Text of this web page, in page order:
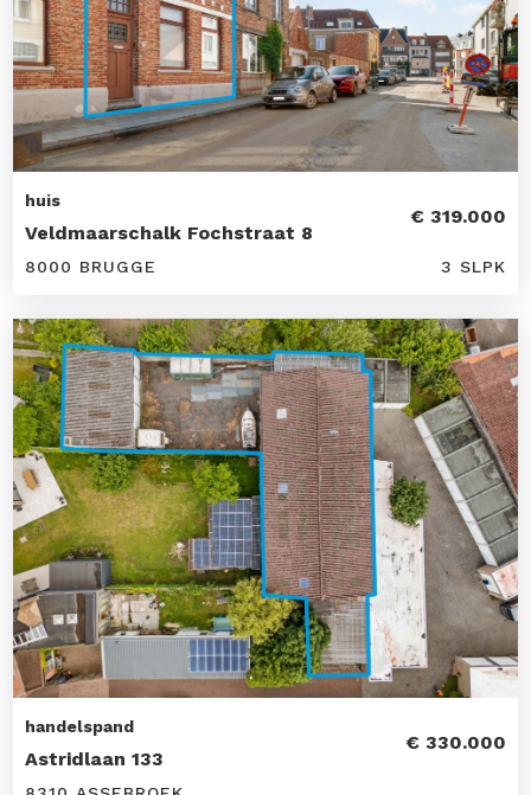
huis
Veldmaarschalk Fochstraat 8
€ 319.000
8000 BRUGGE 3 SLPK
handelspand
Astridlaan 133
€ 330.000